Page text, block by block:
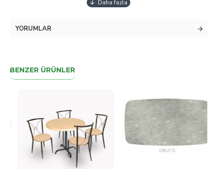
YORUMLAR
BENZER ÜRÜNLER